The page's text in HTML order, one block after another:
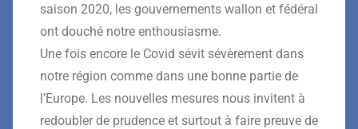
saison 2020, les gouvernements wallon et fédéral
ont douché notre enthousiasme.
Une fois encore le Covid sévit sévèrement dans
notre région comme dans une bonne partie de
l’Europe. Les nouvelles mesures nous invitent à
redoubler de prudence et surtout à faire preuve de